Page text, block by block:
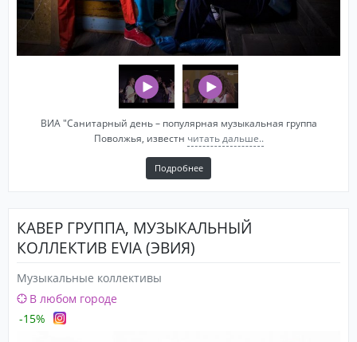
ВИА "Санитарный день – популярная музыкальная группа
Поволжья, известн читать дальше..
Подробнее
КАВЕР ГРУППА, МУЗЫКАЛЬНЫЙ
КОЛЛЕКТИВ EVIA (ЭВИЯ)
Музыкальные коллективы
В любом городе
-15%